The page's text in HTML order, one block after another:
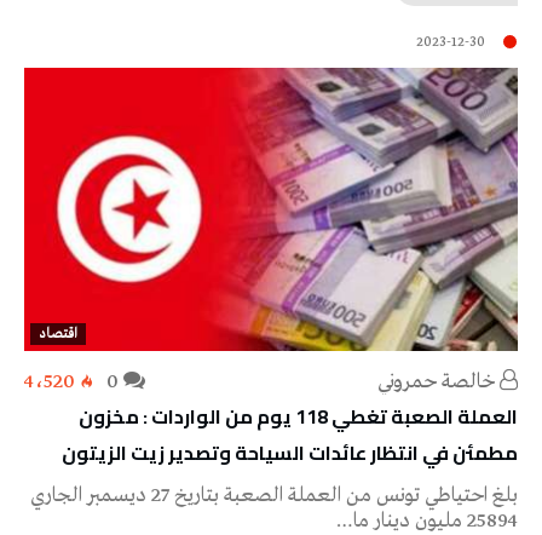
2023-12-30
اقتصاد
خالصة حمروني 4٬520
العملة الصعبة تغطي 118 يوم من الواردات : مخزون
مطمئن في انتظار عائدات السياحة وتصدير زيت الزيتون
بلغ احتياطي تونس من العملة الصعبة بتاريخ 27 ديسمبر الجاري
25894 مليون دينار ما…